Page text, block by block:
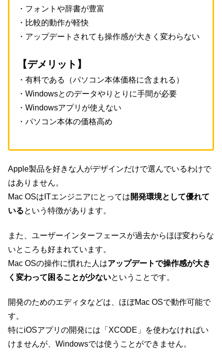
・フォントや辞書が豊富
・比較的動作が軽快
・アップデートされても操作感が大きく変わらない
【デメリット】
・有料である（パソコン本体価格に含まれる）
・Windowsとのデータやりとりに手間が必要
・Windowsアプリが使えない
・パソコン本体の価格高め
Apple製品を好きな人がデザインだけで選んでいるわけで
はありません。
Mac OSはITエンジニアにとっては開発環境として優れて
いるという特徴があります。
また、ユーザーインターフェースが過去からほぼ変わらな
いところも好まれています。
Mac OSの操作に慣れた人はアップデートで操作感が大き
く変わって困ることが少ないということです。
開発のためのエディタなどは、ほぼMac OSで動作可能で
す。
特にiOSアプリの開発には「XCODE」を使わなければい
けませんが、Windowsでは使うことができません。